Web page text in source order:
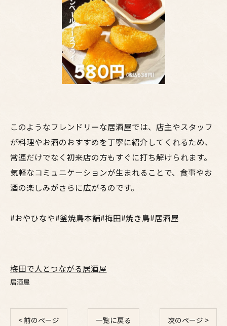
このようなフレンドリーな居酒屋では、店主やスタッフ
が料理やお酒のおすすめを丁寧に紹介してくれるため、
常連だけでなく初来店の方もすぐに打ち解けられます。
気軽なコミュニケーションが生まれることで、食事やお
酒の楽しみがさらに広がるのです。
#おやひなや#釜焼鳥本舗#梅田#焼き鳥#居酒屋
梅田で人とつながる居酒屋
居酒屋
< 前のページ 一覧に戻る 次のページ >